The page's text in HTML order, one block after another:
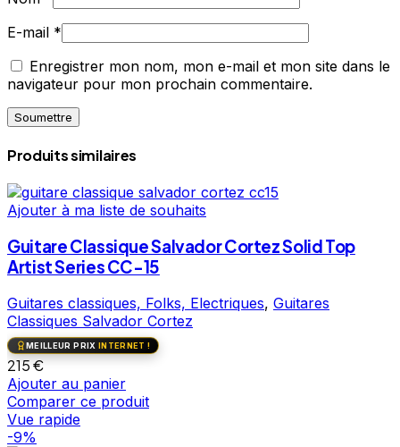
E-mail *
Enregistrer mon nom, mon e-mail et mon site dans le
navigateur pour mon prochain commentaire.
Produits similaires
Ajouter à ma liste de souhaits
Guitare Classique Salvador Cortez Solid Top
Artist Series CC-15
Guitares classiques, Folks, Electriques, Guitares
Classiques Salvador Cortez
MEILLEUR PRIX INTERNET !
215€
Ajouter au panier
Comparer ce produit
Vue rapide
-9%